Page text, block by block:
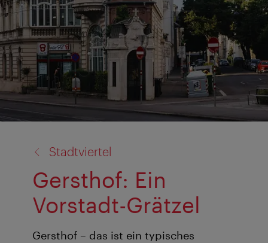
Stadtviertel
Gersthof: Ein
Vorstadt-Grätzel
Gersthof – das ist ein typisches